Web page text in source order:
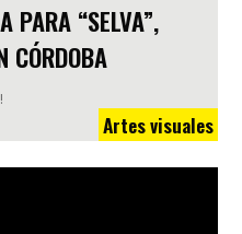
PARA “SELVA”,
CÓRDOBA
Artes visuales